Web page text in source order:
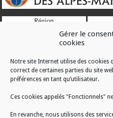
Gérer le
cookies
Notre site Internet utilise des
correct de certaines parties du site
préférences en tant qu’utilisateur.
Ces cookies appelés "Fonctionnels"
En revanche, nous utilisons des
RÉALISATION